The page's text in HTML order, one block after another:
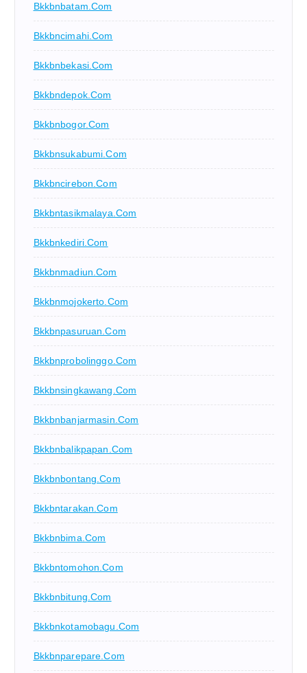
Bkkbnbatam.com
Bkkbncimahi.com
Bkkbnbekasi.com
Bkkbndepok.com
Bkkbnbogor.com
Bkkbnsukabumi.com
Bkkbncirebon.com
Bkkbntasikmalaya.com
Bkkbnkediri.com
Bkkbnmadiun.com
Bkkbnmojokerto.com
Bkkbnpasuruan.com
Bkkbnprobolinggo.com
Bkkbnsingkawang.com
Bkkbnbanjarmasin.com
Bkkbnbalikpapan.com
Bkkbnbontang.com
Bkkbntarakan.com
Bkkbnbima.com
Bkkbntomohon.com
Bkkbnbitung.com
Bkkbnkotamobagu.com
Bkkbnparepare.com